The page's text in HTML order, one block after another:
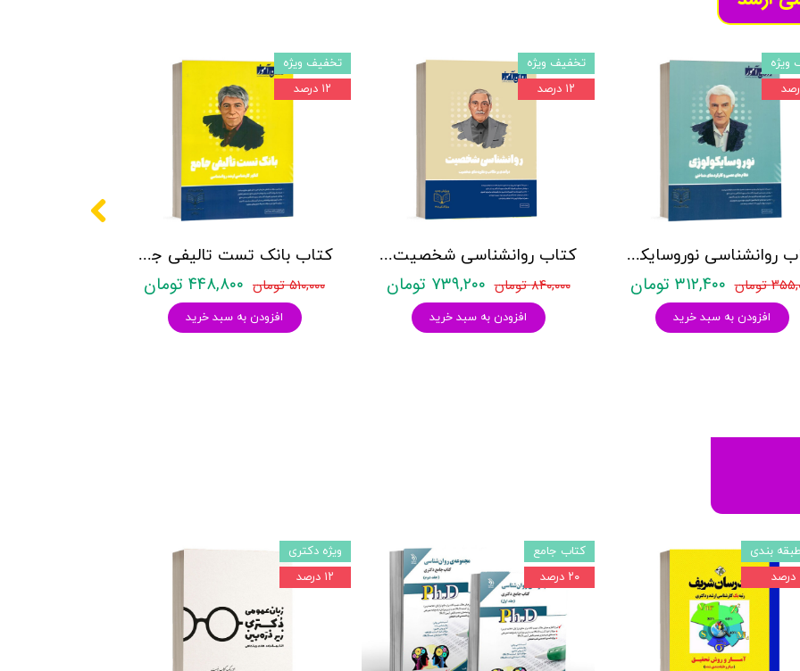
کتاب بانک تست تالیفی جامع روان آموز
۵۱۰,۰۰۰ تومان ۴۴۸,۸۰۰ تومان
افزودن به سبد خرید
تخفیف ویژه
۱۲ درصد
کتاب روانشناسی شخصیت نشر روان آموز زهرا ساعدی
۸۴۰,۰۰۰ تومان ۷۳۹,۲۰۰ تومان
افزودن به سبد خرید
تخفیف ویژه
۱۲ درصد
کتاب روانشناسی نوروسایکولوژی نشر روان آموز حمیده نامداری
تومان ۳۱۲,۴۰۰ تومان
افزودن به سبد خرید
ویژه
ویژه دکتری
۱۲ درصد
کتاب جامع
۲۰ درصد
بندی